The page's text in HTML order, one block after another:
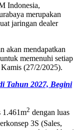
Indonesia,
merupakan
jaringan dealer
akan mendapatkan
memenuhi setiap
(27/2/2025).
Tahun 2027, Begini
1.461m2 dengan luas
3S (Sales,